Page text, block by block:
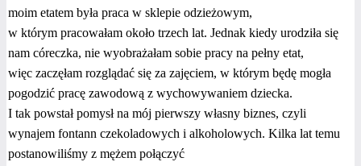
moim etatem była praca w sklepie odzieżowym,
w którym pracowałam około trzech lat. Jednak kiedy urodziła się
nam córeczka, nie wyobrażałam sobie pracy na pełny etat,
więc zaczęłam rozglądać się za zajęciem, w którym będę mogła
pogodzić pracę zawodową z wychowywaniem dziecka.
I tak powstał pomysł na mój pierwszy własny biznes, czyli
wynajem fontann czekoladowych i alkoholowych. Kilka lat temu
postanowiliśmy z mężem połączyć